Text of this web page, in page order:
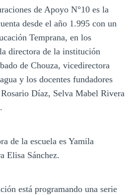
de Apoyo N°10 es la
desde el año 1.995 con un
Temprana, en los
directora de la institución
de Chouza, vicedirectora
y los docentes fundadores
Díaz, Selva Mabel Rivera
de la escuela es Yamila
Elisa Sánchez.
está programando una serie